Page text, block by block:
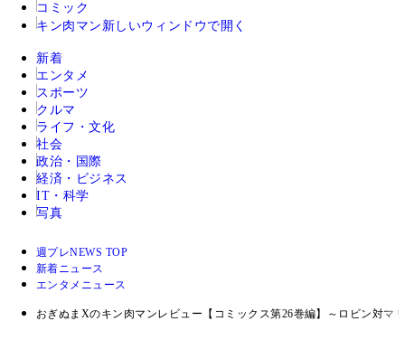
コミック
キン肉マン 新しいウィンドウで開く
新着
エンタメ
スポーツ
クルマ
ライフ・文化
社会
政治・国際
経済・ビジネス
IT・科学
写真
週プレNEWS TOP
新着ニュース
エンタメニュース
おぎぬまXのキン肉マンレビュー【コミックス第26巻編】～ロビン対